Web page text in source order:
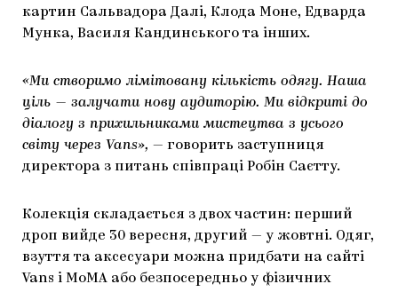
ГАЛЕРЕЇ
КНИЖКИ І ЖУРНАЛИ
ЯК ПІДТРИМУВАТИ УКРАЇНСЬКЕ МИСТЕЦТВО
CARPATHIAN CULT ПРО РІЗДВЯНІ СВЯТА
картин Сальвадора Далі, Клода Моне, Едварда
Мунка, Василя Кандинського та інших.
«Ми створимо лімітовану кількість одягу. Наша
ціль — залучати нову аудиторію. Ми відкриті до
діалогу з прихильниками мистецтва з усього
світу через Vans», — говорить заступниця
директора з питань співпраці Робін Саєтту.
Колекція складається з двох частин: перший
дроп вийде 30 вересня, другий — у жовтні. Одяг,
взуття та аксесуари можна придбати на сайті
Vans і MoMA або безпосередньо у фізичних